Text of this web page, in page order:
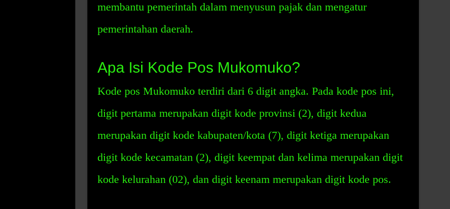
membantu pemerintah dalam menyusun pajak dan mengatur
pemerintahan daerah.
Apa Isi Kode Pos Mukomuko?
Kode pos Mukomuko terdiri dari 6 digit angka. Pada kode pos ini,
digit pertama merupakan digit kode provinsi (2), digit kedua
merupakan digit kode kabupaten/kota (7), digit ketiga merupakan
digit kode kecamatan (2), digit keempat dan kelima merupakan digit
kode kelurahan (02), dan digit keenam merupakan digit kode pos.